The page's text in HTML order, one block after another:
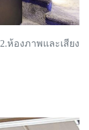
2.ห้องภาพและเสียง